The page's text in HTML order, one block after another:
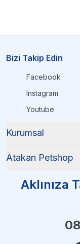
Bizi Takip Edin
Facebook
Instagram
Youtube
Kurumsal
Atakan Petshop
Aklınıza